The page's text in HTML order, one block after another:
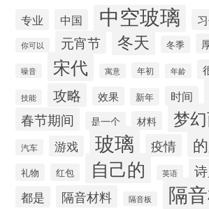
专业 中国 中空玻璃
你可以 元宵节 冬天 冬季
噪音 宋代 寓意 年初 年龄
技能 攻略 效果 新年 时间
春节期间 是一个 材料 梦
汽车 游戏 玻璃 疫情
礼物 红包 自己的 英语
都是 隔音材料 隔音板 隔